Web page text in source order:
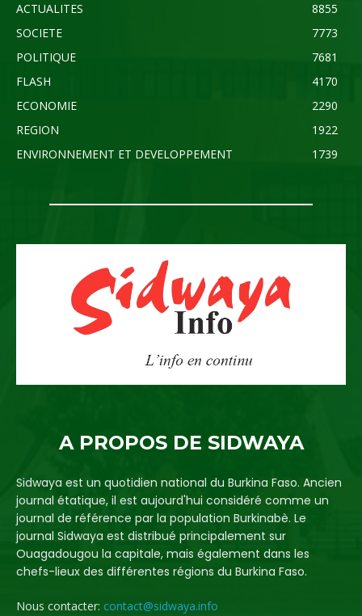
ACTUALITES
8855
SOCIETE
7773
POLITIQUE
7681
FLASH
4170
ECONOMIE
2290
REGION
1922
ENVIRONNEMENT ET DEVELOPPEMENT
1739
A PROPOS DE SIDWAYA
Sidwaya est un quotidien national du Burkina Faso. Ancien
journal étatique, il est aujourd'hui considéré comme un
journal de référence par la population Burkinabè. Le
journal Sidwaya est distribué principalement sur
Ouagadougou la capitale, mais également dans les
chefs-lieux des différentes régions du Burkina Faso.
Nous contacter: contact@sidwaya.info